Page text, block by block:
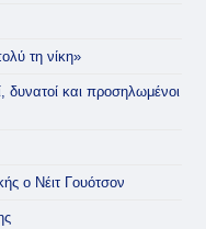
τη νίκη»
δυνατοί και προσηλωμένοι
ο Νέιτ Γουότσον